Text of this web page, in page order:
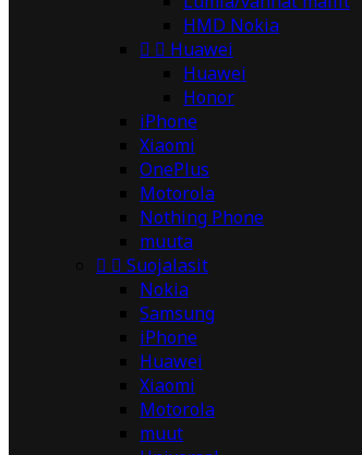
HMD Nokia
  Huawei
Huawei
Honor
iPhone
Xiaomi
OnePlus
Motorola
Nothing Phone
muuta
  Suojalasit
Nokia
Samsung
iPhone
Huawei
Xiaomi
Motorola
muut